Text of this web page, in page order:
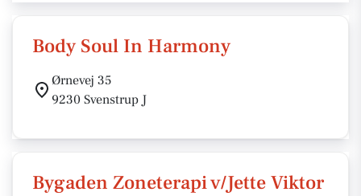
Body Soul In Harmony
Ørnevej 35
9230 Svenstrup J
Bygaden Zoneterapi v/Jette Viktor